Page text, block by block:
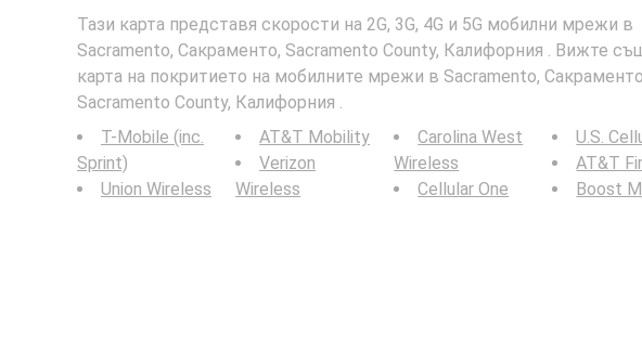
Тази карта представя скорости на 2G, 3G, 4G и 5G мобилни мрежи в
Sacramento, Сакраменто, Sacramento County, Калифорния . Вижте
карта на покритието на мобилните мрежи в Sacramento,
Sacramento County, Калифорния .
T-Mobile (inc.
Sprint)
Union Wireless
AT&T Mobility
Verizon
Wireless
Carolina West
Wireless
Cellular One
U.S.
AT&T
Boost